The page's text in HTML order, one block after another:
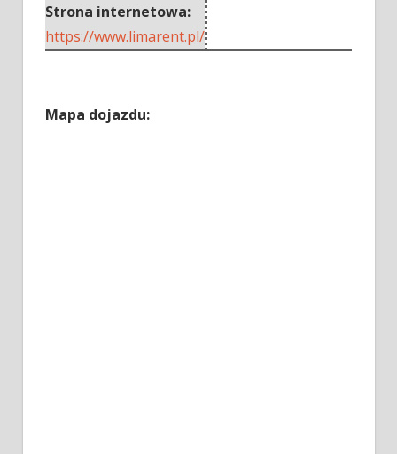
Strona internetowa:
https://www.limarent.pl/
Mapa dojazdu: